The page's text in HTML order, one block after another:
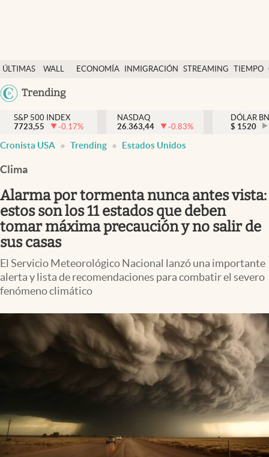
ÚLTIMAS
NOTICIAS
WALL
DÓLAR
ECONOMÍA INMIGRACIÓN STREAMING TIEMPO
México
Trending
Finanzas y economía
Wall Street y dólar
Inmigración
Espiritual
Streaming
Lifestyle
S&P 500 INDEX
7723,55
-0.17%
NASDAQ
26.363,44
-0.83%
DÓLAR
$ 1520
Cronista USA Trending Estados Unidos
Clima
Alarma por tormenta nunca antes vista:
estos son los 11 estados que deben
tomar máxima precaución y no salir de
sus casas
El Servicio Meteorológico Nacional lanzó una importante
alerta y lista de recomendaciones para combatir el severo
fenómeno climático